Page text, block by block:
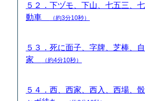
５２．下ヅモ、下山、七五三、
動車
（約3分10秒）
５３．死に面子、字牌、芝棒、
家
（約4分10秒）
５４．西、西家、西入、西場、